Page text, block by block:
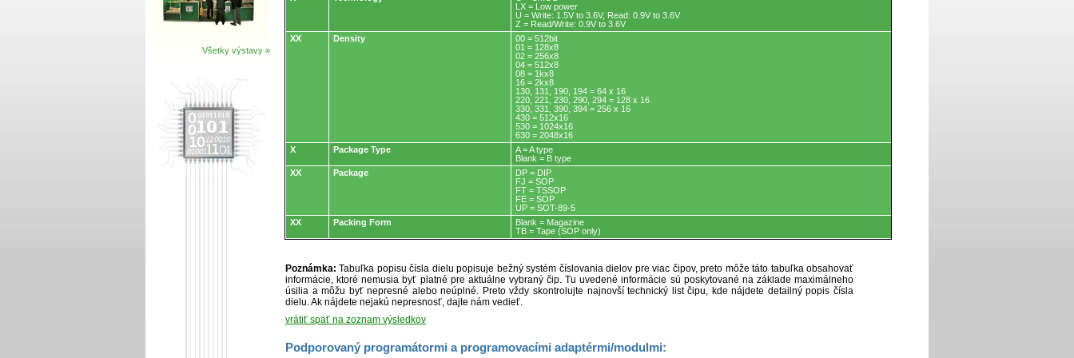
Všetky výstavy »
LX = Low power
U = Write: 1.5V to 3.6V, Read: 0.9V to 3.6V
Z = Read/Write: 0.9V to 3.6V
XX
Density
00 = 512bit
01 = 128x8
02 = 256x8
04 = 512x8
08 = 1kx8
16 = 2kx8
130, 131, 190, 194 = 64 x 16
220, 221, 230, 290, 294 = 128 x 16
330, 331, 390, 394 = 256 x 16
430 = 512x16
530 = 1024x16
630 = 2048x16
X
Package Type
A = A type
Blank = B type
XX
Package
DP = DIP
FJ = SOP
FT = TSSOP
FE = SOP
UP = SOT-89-5
XX
Packing Form
Blank = Magazine
TB = Tape (SOP only)
Poznámka: Tabuľka popisu čísla dielu popisuje bežný systém číslovania dielov pre viac čipov, preto môže táto tabuľka obsahovať
informácie, ktoré nemusia byť platné pre aktuálne vybraný čip. Tu uvedené informácie sú poskytované na základe maximálneho
úsilia a môžu byť nepresné alebo neúplné. Preto vždy skontrolujte najnovší technický list čipu, kde nájdete detailný popis čísla
dielu. Ak nájdete nejakú nepresnosť, dajte nám vedieť.
vrátiť späť na zoznam výsledkov
Podporovaný programátormi a programovacími adaptérmi/modulmi: